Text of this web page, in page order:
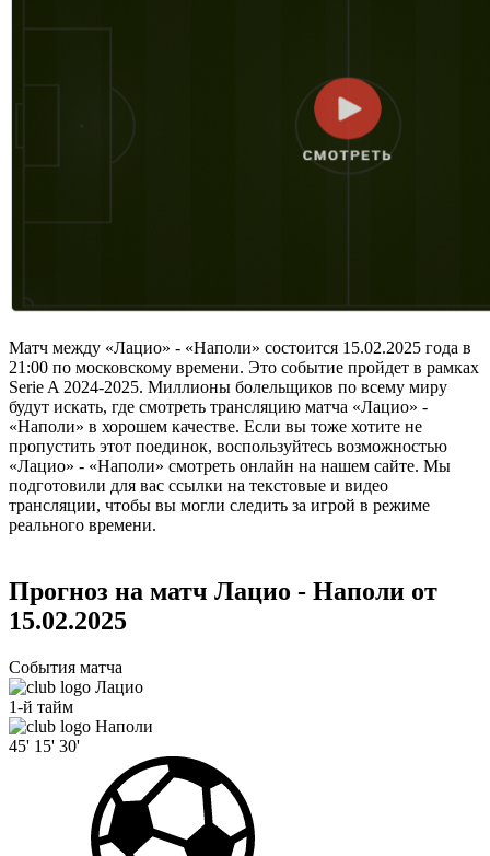
Матч между «Лацио» - «Наполи» состоится 15.02.2025 года в
21:00 по московскому времени. Это событие пройдет в рамках
Serie A 2024-2025. Миллионы болельщиков по всему миру
будут искать, где смотреть трансляцию матча «Лацио» -
«Наполи» в хорошем качестве. Если вы тоже хотите не
пропустить этот поединок, воспользуйтесь возможностью
«Лацио» - «Наполи» смотреть онлайн на нашем сайте. Мы
подготовили для вас ссылки на текстовые и видео
трансляции, чтобы вы могли следить за игрой в режиме
реального времени.
Прогноз на матч Лацио - Наполи от
15.02.2025
События матча
Лацио
1-й тайм
Наполи
45' 15' 30'